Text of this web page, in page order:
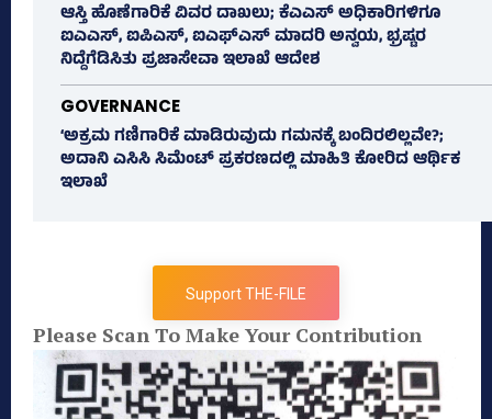
ಆಸ್ತಿ ಹೊಣೆಗಾರಿಕೆ ವಿವರ ದಾಖಲು; ಕೆಎಎಸ್ ಅಧಿಕಾರಿಗಳಿಗೂ
ಐಎಎಸ್‌, ಐಪಿಎಸ್‌, ಐಎಫ್‌ಎಸ್‌ ಮಾದರಿ ಅನ್ವಯ, ಭ್ರಷ್ಟರ
ನಿದ್ದೆಗೆಡಿಸಿತು ಪ್ರಜಾಸೇವಾ ಇಲಾಖೆ ಆದೇಶ
GOVERNANCE
‘ಅಕ್ರಮ ಗಣಿಗಾರಿಕೆ ಮಾಡಿರುವುದು ಗಮನಕ್ಕೆ ಬಂದಿರಲಿಲ್ಲವೇ?;
ಅದಾನಿ ಎಸಿಸಿ ಸಿಮೆಂಟ್ ಪ್ರಕರಣದಲ್ಲಿ ಮಾಹಿತಿ ಕೋರಿದ ಆರ್ಥಿಕ
ಇಲಾಖೆ
Support THE-FILE
Please Scan To Make Your Contribution